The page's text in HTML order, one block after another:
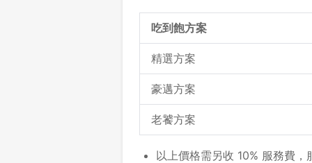
吃到飽方案
精選方案
豪邁方案
老饕方案
以上價格需另收 10% 服務費，